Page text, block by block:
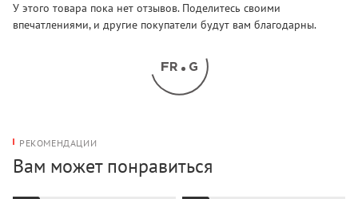
У этого товара пока нет отзывов. Поделитесь своими
впечатлениями, и другие покупатели будут вам благодарны.
РЕКОМЕНДАЦИИ
Вам может понравиться